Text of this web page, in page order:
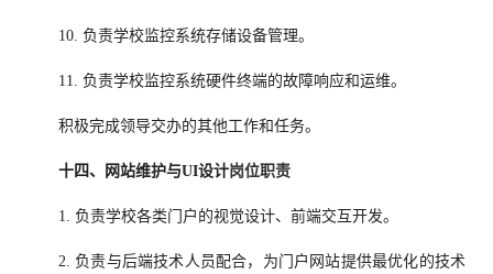
10. 负责学校监控系统存储设备管理。
11. 负责学校监控系统硬件终端的故障响应和运维。
积极完成领导交办的其他工作和任务。
十四、 网站维护与UI设计岗位职责
1. 负责学校各类门户的视觉设计、前端交互开发。
2. 负责与后端技术人员配合，为门户网站提供最优化的技术